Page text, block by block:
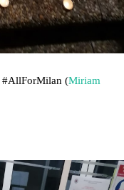
#AllForMilan (Miriam